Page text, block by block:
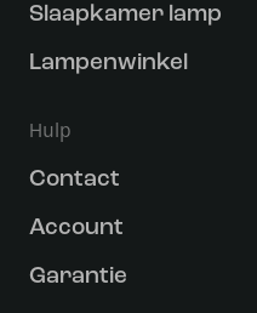
Slaapkamer lamp
Lampenwinkel
Hulp
Contact
Account
Garantie